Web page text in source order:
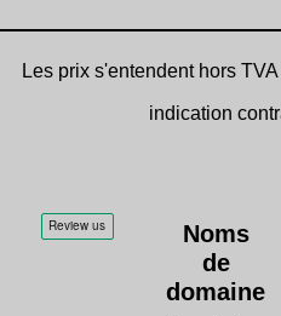
Les prix s'entendent hors
indication
Noms
de
domaine